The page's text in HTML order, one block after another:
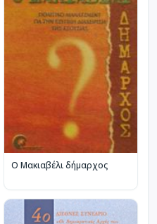
Ο Μακιαβέλι δήμαρχος